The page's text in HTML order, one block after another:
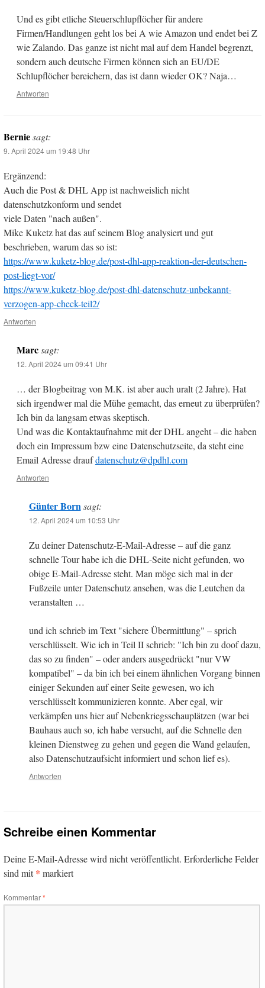
Und es gibt etliche Steuerschlupflöcher für andere
Firmen/Handlungen geht los bei A wie Amazon und endet bei Z
wie Zalando. Das ganze ist nicht mal auf dem Handel begrenzt,
sondern auch deutsche Firmen können sich an EU/DE
Schlupflöcher bereichern, das ist dann wieder OK? Naja…
Antworten
Berniesagt:
9. April 2024 um 19:48 Uhr
Ergänzend:
Auch die Post & DHL App ist nachweislich nicht
datenschutzkonform und sendet
viele Daten "nach außen".
Mike Kuketz hat das auf seinem Blog analysiert und gut
beschrieben, warum das so ist:
https://www.kuketz-blog.de/post-dhl-app-reaktion-der-deutschen-
post-liegt-vor/
https://www.kuketz-blog.de/post-dhl-datenschutz-unbekannt-
verzogen-app-check-teil2/
Antworten
Marc sagt:
12. April 2024 um 09:41 Uhr
… der Blogbeitrag von M.K. ist aber auch uralt (2 Jahre). Hat
sich irgendwer mal die Mühe gemacht, das erneut zu überprüfen?
Ich bin da langsam etwas skeptisch.
Und was die Kontaktaufnahme mit der DHL angeht – die haben
doch ein Impressum bzw eine Datenschutzseite, da steht eine
Email Adresse draufdatenschutz@dpdhl.com
Antworten
Günter Born sagt:
12. April 2024 um 10:53 Uhr
Zu deiner Datenschutz-E-Mail-Adresse – auf die ganz
schnelle Tour habe ich die DHL-Seite nicht gefunden, wo
obige E-Mail-Adresse steht. Man möge sich mal in der
Fußzeile unter Datenschutz ansehen, was die Leutchen da
veranstalten …
und ich schrieb im Text "sichere Übermittlung" – sprich
verschlüsselt. Wie ich in Teil II schrieb: "Ich bin zu doof dazu,
das so zu finden" – oder anders ausgedrückt "nur VW
kompatibel" – da bin ich bei einem ähnlichen Vorgang binnen
einiger Sekunden auf einer Seite gewesen, wo ich
verschlüsselt kommunizieren konnte. Aber egal, wir
verkämpfen uns hier auf Nebenkriegsschauplätzen (war bei
Bauhaus auch so, ich habe versucht, auf die Schnelle den
kleinen Dienstweg zu gehen und gegen die Wand gelaufen,
also Datenschutzaufsicht informiert und schon lief es).
Antworten
Schreibe einen Kommentar
Deine E-Mail-Adresse wird nicht veröffentlicht. Erforderliche Felder
sind mit* markiert
Kommentar*